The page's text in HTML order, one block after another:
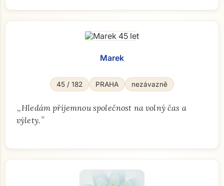
Marek
45 / 182 PRAHA nezávazně
„Hledám příjemnou společnost na volný čas a
výlety."